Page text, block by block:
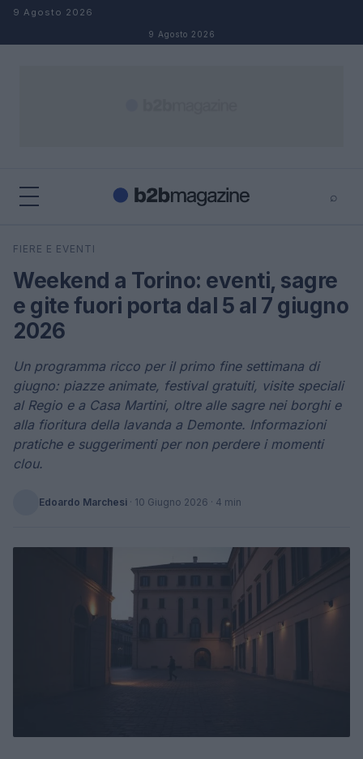
Salta al contenuto
9 Agosto 2026
9 Agosto 2026
⌕
Cerca
FIERE E EVENTI
Weekend a Torino: eventi, sagre
e gite fuori porta dal 5 al 7 giugno
2026
Un programma ricco per il primo fine settimana di
giugno: piazze animate, festival gratuiti, visite speciali
al Regio e a Casa Martini, oltre alle sagre nei borghi e
alla fioritura della lavanda a Demonte. Informazioni
pratiche e suggerimenti per non perdere i momenti
clou.
Edoardo Marchesi · 10 Giugno 2026 · 4 min